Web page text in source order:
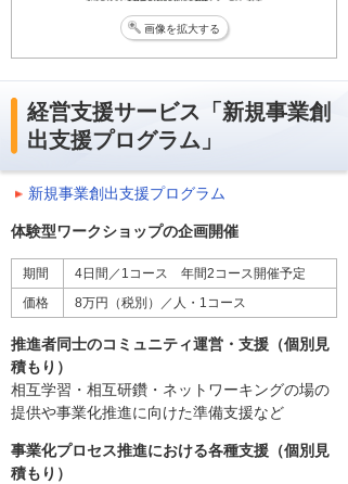
画像を拡大する
経営支援サービス「新規事業創
出支援プログラム」
新規事業創出支援プログラム
体験型ワークショップの企画開催
期間
4日間／1コース 年間2コース開催予定
価格
8万円（税別）／人・1コース
推進者同士のコミュニティ運営・支援（個別見
積もり）
相互学習・相互研鑽・ネットワーキングの場の
提供や事業化推進に向けた準備支援など
事業化プロセス推進における各種支援（個別見
積もり）